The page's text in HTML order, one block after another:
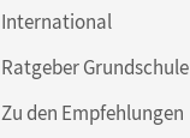
International
Ratgeber Grundschule
Zu den Empfehlungen